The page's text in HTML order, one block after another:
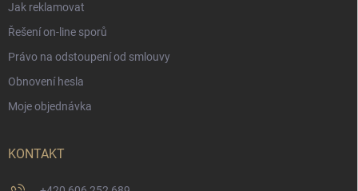
Jak reklamovat
Řešení on-line sporů
Právo na odstoupení od smlouvy
Obnovení hesla
Moje objednávka
KONTAKT